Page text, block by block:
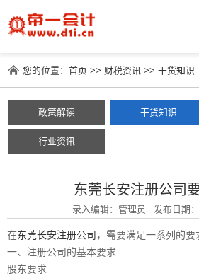
您的位置：首页 >> 财税资讯 >>干货知识
政策解读 干货知识
行业资讯
东莞长安注册公司
录入编辑：管理员 发布日期
在东莞长安注册公司 ，需要满足一系列的要
一、注册公司的基本要求
股东要求